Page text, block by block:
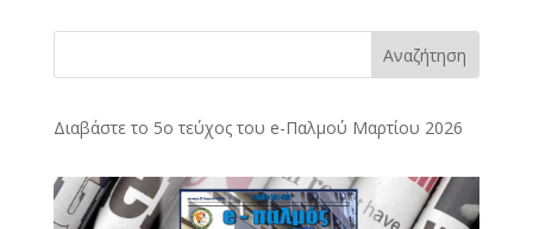
Αναζήτηση
Διαβάστε το 5ο τεύχος του e-Παλμού Μαρτίου 2026